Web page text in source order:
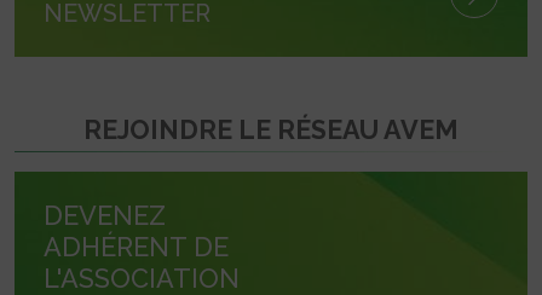
NEWSLETTER
REJOINDRE LE RÉSEAU AVEM
DEVENEZ
ADHÉRENT DE
L'ASSOCIATION